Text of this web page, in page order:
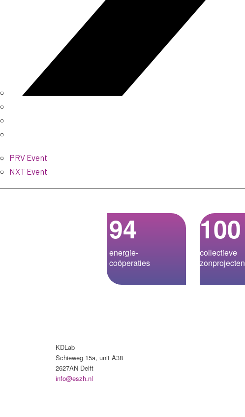
PRV Event
NXT Event
94
energie­-
coöperaties
100
collectieve
zonprojecten
KDLab
Schieweg 15a, unit A38
2627AN Delft
info@eszh.nl